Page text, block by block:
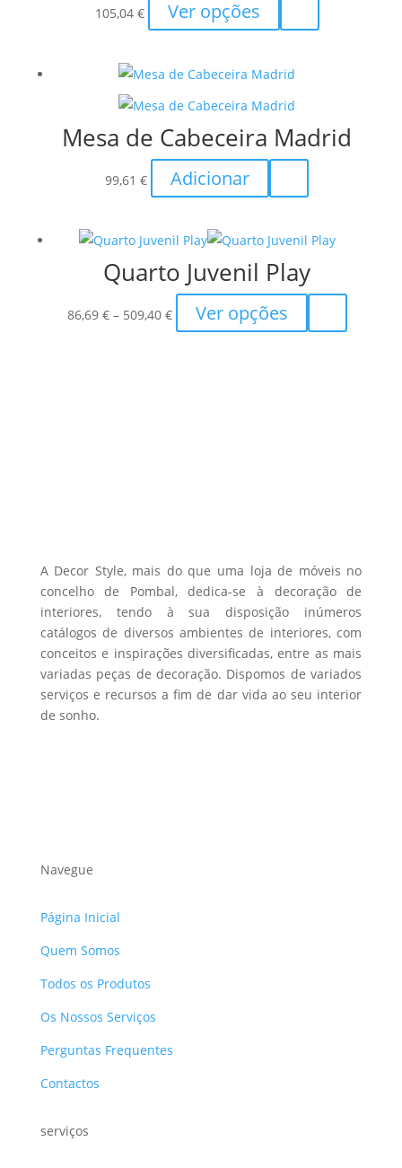
105,04 € Ver opções
product
multiple
variants.
options
be
on
the
product
page
Mesa de Cabeceira Madrid
99,61€ Adicionar
Quarto Juvenil Play
86,69 € – 509,40 €Price
range:
Ver opções
product
the
product
page
A Decor Style, mais do que uma loja de móveis no
concelho de Pombal, dedica-se à decoração de
interiores, tendo à sua disposição inúmeros
catálogos de diversos ambientes de interiores, com
conceitos e inspirações diversificadas, entre as mais
variadas peças de decoração. Dispomos de variados
serviços e recursos a fim de dar vida ao seu interior
de sonho.
Navegue
Página Inicial
Quem Somos
Todos os Produtos
Os Nossos Serviços
Perguntas Frequentes
Contactos
serviços